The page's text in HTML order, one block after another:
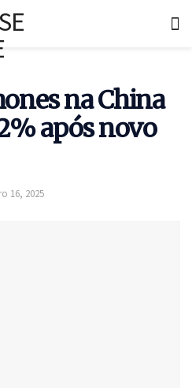
na China
após novo
16, 2025